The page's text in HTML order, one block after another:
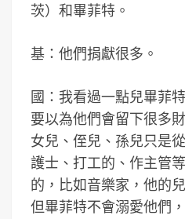
茨）和畢菲特。
基：他們捐獻很多。
國：我看過一點兒畢菲
要以為他們會留下很多
女兒、侄兒、孫兒只是
護士、打工的、作主管
的，比如音樂家，他的
但畢菲特不會溺愛他們